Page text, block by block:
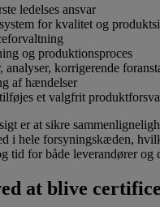
ledelses ansvar
for kvalitet og
og produktionsproces
analyser, korrigerende
af hændelser
et valgfrit
er at sikre
i hele forsyningskæden,
tid for både leverandører og
at blive